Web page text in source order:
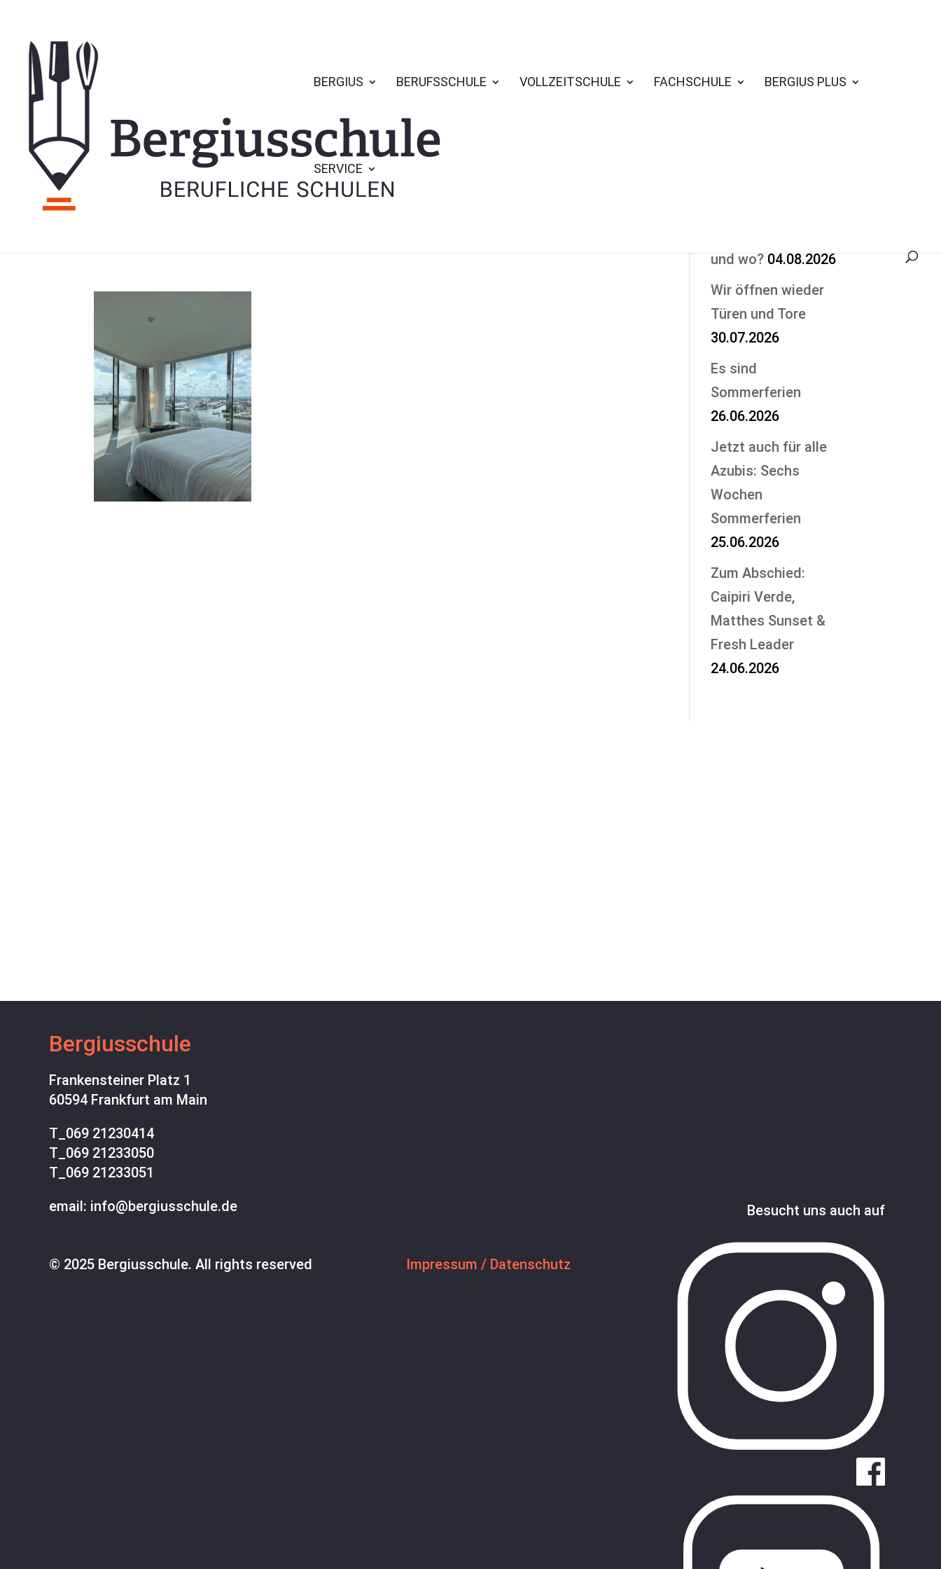
BERGIUS BERUFSSCHULE VOLLZEITSCHULE FACHSCHULE BERGIUS PLUS
SERVICE
und wo? 04.08.2026
Wir öffnen wieder
Türen und Tore
30.07.2026
Es sind
Sommerferien
26.06.2026
Jetzt auch für alle
Azubis: Sechs
Wochen
Sommerferien
25.06.2026
Zum Abschied:
Caipiri Verde,
Matthes Sunset &
Fresh Leader
24.06.2026
Bergiusschule
Frankensteiner Platz 1
60594 Frankfurt am Main
T_ 069 21230414
T_ 069 21233050
T_ 069 21233051
email: info@bergiusschule.de
© 2025 Bergiusschule. All rights reserved Impressum / Datenschutz
Besucht uns auch auf